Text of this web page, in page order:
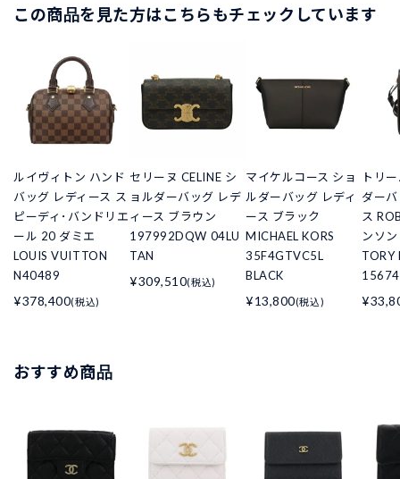
この商品を見た方はこちらもチェックしています
ルイヴィトン ハンド
バッグ レディース ス
ピーディ･バンドリエ
ール 20 ダミエ
LOUIS VUITTON
N40489
¥378,400(税込)
セリーヌ CELINE シ
ョルダーバッグ レデ
ィース ブラウン
197992DQW 04LU
TAN
¥309,510(税込)
マイケルコース ショ
ルダーバッグ レディ
ース ブラック
MICHAEL KORS
35F4GTVC5L
BLACK
¥13,800(税込)
トリ
ダー
ス
ンソ
TORY
おすすめ商品